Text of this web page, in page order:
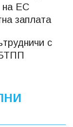
на ЕС
заплата
с
БТПП